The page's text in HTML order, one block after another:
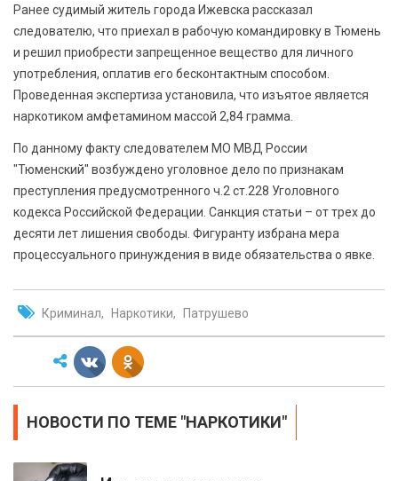
Ранее судимый житель города Ижевска рассказал
следователю, что приехал в рабочую командировку в Тюмень
и решил приобрести запрещенное вещество для личного
употребления, оплатив его бесконтактным способом.
Проведенная экспертиза установила, что изъятое является
наркотиком амфетамином массой 2,84 грамма.
По данному факту следователем МО МВД России
"Тюменский" возбуждено уголовное дело по признакам
преступления предусмотренного ч.2 ст.228 Уголовного
кодекса Российской Федерации. Санкция статьи – от трех до
десяти лет лишения свободы. Фигуранту избрана мера
процессуального принуждения в виде обязательства о явке.
Криминал Наркотики Патрушево
НОВОСТИ ПО ТЕМЕ "НАРКОТИКИ"